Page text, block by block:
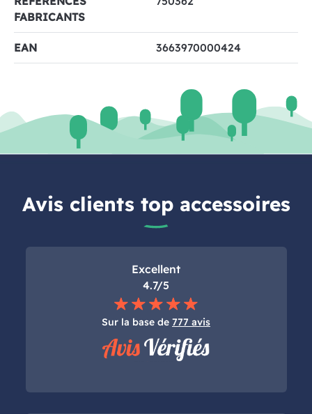
FABRICANTS
EAN 3663970000424
Avis clients top accessoires
Excellent
4.7/5
Sur la base de 777 avis